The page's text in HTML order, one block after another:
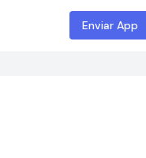
Enviar App